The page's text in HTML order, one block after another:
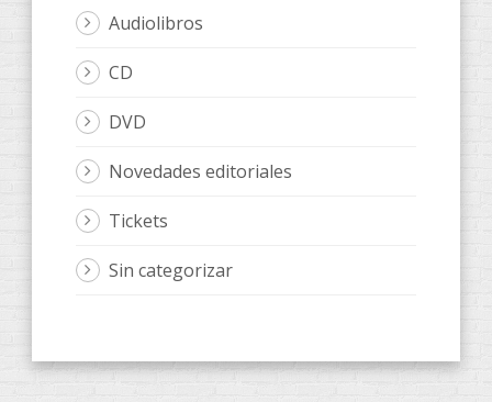
Audiolibros
CD
DVD
Novedades editoriales
Tickets
Sin categorizar